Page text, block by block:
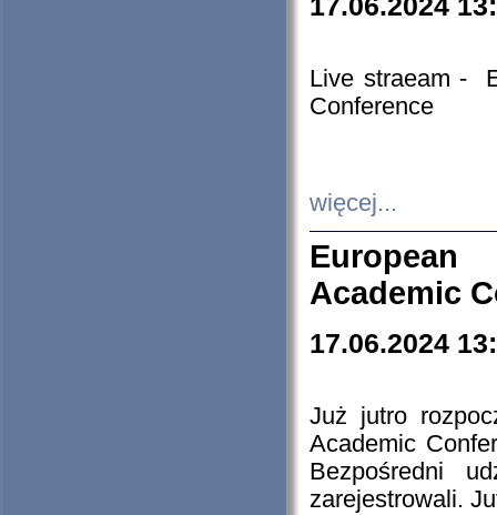
Live straeam -
Conference
więcej...
European
Academic
17.06.2024
Już jutro
Academic
Bezpośredni
zarejestrowali.